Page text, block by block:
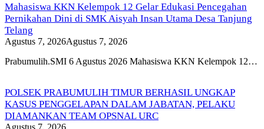
Mahasiswa KKN Kelempok 12 Gelar Edukasi Pencegahan
Pernikahan Dini di SMK Aisyah Insan Utama Desa Tanjung
Telang
Agustus 7, 2026Agustus 7, 2026
Prabumulih.SMI 6 Agustus 2026 Mahasiswa KKN Kelempok 12…
POLSEK PRABUMULIH TIMUR BERHASIL UNGKAP
KASUS PENGGELAPAN DALAM JABATAN, PELAKU
DIAMANKAN TEAM OPSNAL URC
Agustus 7, 2026